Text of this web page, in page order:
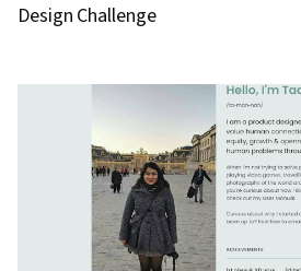
Design Challenge